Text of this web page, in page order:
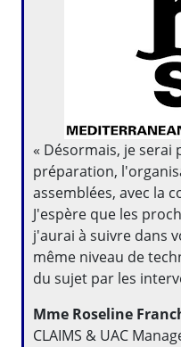
« Désormais, je serai
préparation,
assemblées, avec la
J'espère que les
j'aurai à suivre dans
même niveau de
du sujet par les
Mme Roseline
CLAIMS & UAC